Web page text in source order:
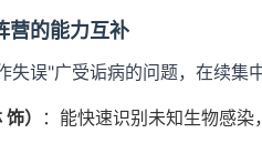
营的能力互补
失误"广受诟病的问题，在续集
）
：能快速识别未知生物感